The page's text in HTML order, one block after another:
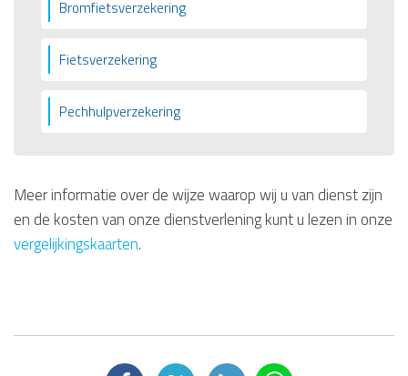
Bromfietsverzekering
Fietsverzekering
Pechhulpverzekering
Meer informatie over de wijze waarop wij u van dienst zijn
en de kosten van onze dienstverlening kunt u lezen in onze
vergelijkingskaarten.